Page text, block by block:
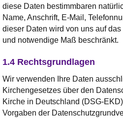
diese Daten bestimmbaren
Name, Anschrift, E-Mail,
dieser Daten wird von uns auf
und notwendige Maß beschränkt.
1.4 Rechtsgrundlagen
Wir verwenden Ihre Daten
Kirchengesetzes über den
Kirche in Deutschland (DSG-
Vorgaben der